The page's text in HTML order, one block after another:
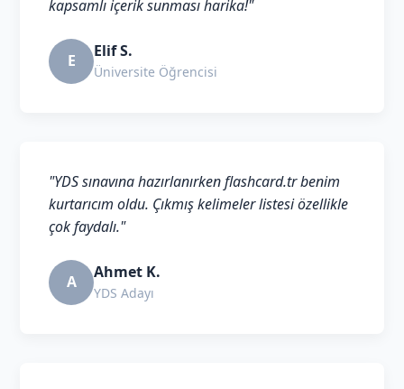
kapsamlı içerik sunması harika!"
E Elif S.
Üniversite Öğrencisi
"YDS sınavına hazırlanırken flashcard.tr benim
kurtarıcım oldu. Çıkmış kelimeler listesi özellikle
çok faydalı."
A Ahmet K.
YDS Adayı